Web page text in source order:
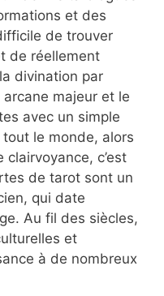
et des
de trouver
de réellement
divination par
arcane majeur et le
avec un simple
le monde, alors
clairvoyance, c’est
de tarot sont un
qui date
Au fil des siècles,
et
à de nombreux